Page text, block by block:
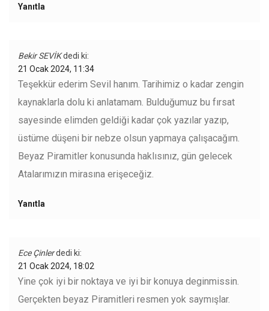
Yanıtla
Bekir SEVİKdedi ki:
21 Ocak 2024, 11:34
Teşekkür ederim Sevil hanım. Tarihimiz o kadar zengin
kaynaklarla dolu ki anlatamam. Bulduğumuz bu fırsat
sayesinde elimden geldiği kadar çok yazılar yazıp,
üstüme düşeni bir nebze olsun yapmaya çalışacağım.
Beyaz Piramitler konusunda haklısınız, gün gelecek
Atalarımızın mirasına erişeceğiz.
Yanıtla
Ece Çinlerdedi ki:
21 Ocak 2024, 18:02
Yine çok iyi bir noktaya ve iyi bir konuya deginmissin.
Gerçekten beyaz Piramitleri resmen yok saymışlar.